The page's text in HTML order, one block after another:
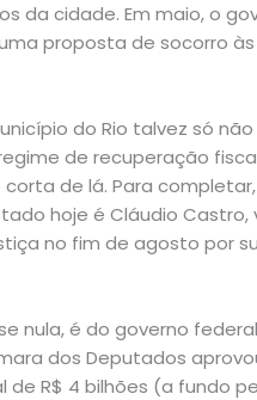
da cidade. Em maio, o
proposta de socorro
do Rio talvez só
de recuperação
de lá. Para
hoje é Cláudio Castro,
no fim de agosto por
nula, é do governo
dos Deputados
R$ 4 bilhões (a fundo